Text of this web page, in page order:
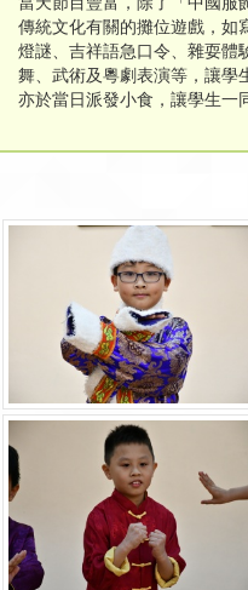
傳統文化有關的攤位遊戲，如
燈謎、吉祥語急口令、雜耍體
舞、武術及粵劇表演等，讓學
亦於當日派發小食，讓學生一